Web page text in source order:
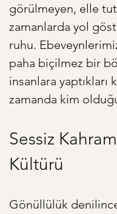
görülmeyen, elle
zamanlarda yol
ruhu.
paha biçilmez bir
insanlara yaptıkları
zamanda kim
Sessiz
Kültürü
Gönüllülük